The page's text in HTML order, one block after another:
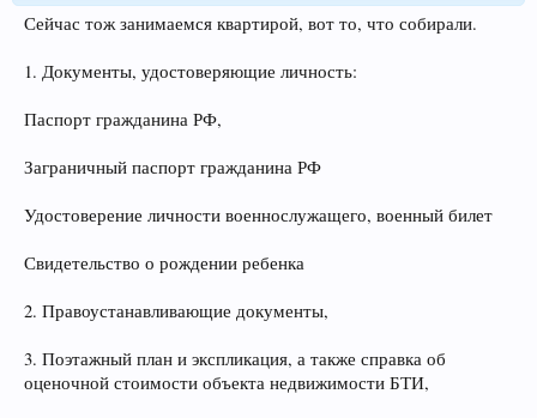
Сейчас тож занимаемся квартирой, вот то, что собирали.
1. Документы, удостоверяющие личность:
Паспорт гражданина РФ,
Заграничный паспорт гражданина РФ
Удостоверение личности военнослужащего, военный билет
Свидетельство о рождении ребенка
2. Правоустанавливающие документы,
3. Поэтажный план и экспликация, а также справка об
оценочной стоимости объекта недвижимости БТИ,